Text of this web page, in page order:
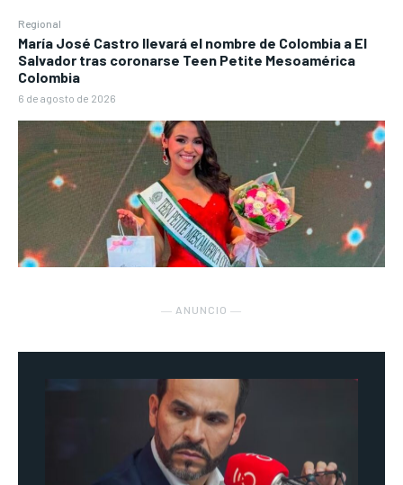
Regional
María José Castro llevará el nombre de Colombia a El
Salvador tras coronarse Teen Petite Mesoamérica
Colombia
6 de agosto de 2026
― ANUNCIO ―